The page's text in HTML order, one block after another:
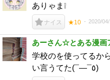
ありゃま❕
ナイス ★10 2020/
あーさん☆とある漫
学校のを使ってるか
い言うてた(¯―¯٥)